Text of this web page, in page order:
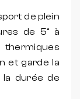
de plein
de 5° à
et garde la
durée de